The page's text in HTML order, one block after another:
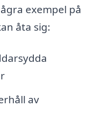
exempel på
åta sig:
av